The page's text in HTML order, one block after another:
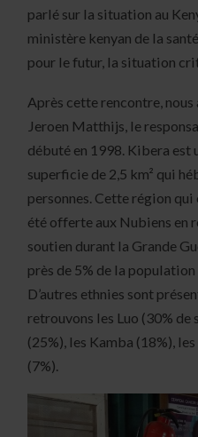
parlé sur la situation au
ministère kenyan de la
pour le futur, la situation
Après cette rencontre,
Jeroen Matthijs, le
débuté en 1998. Kibera est
superficie de 2,5 km² qui
personnes. Cette région
été offerte aux Nubiens en
soutien durant la Grande
près de 5% de la
D’autres ethnies sont
retrouvons les Luo (30% de
(25%), les Kamba (18%),
(7%).